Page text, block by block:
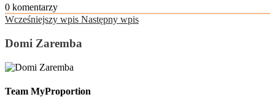
0 komentarzy
Wcześniejszy wpis Następny wpis
Domi Zaremba
Team MyProportion